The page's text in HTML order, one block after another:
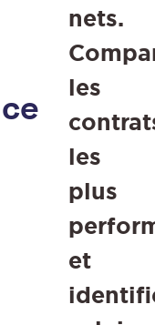
nets.
les
les
plus
et